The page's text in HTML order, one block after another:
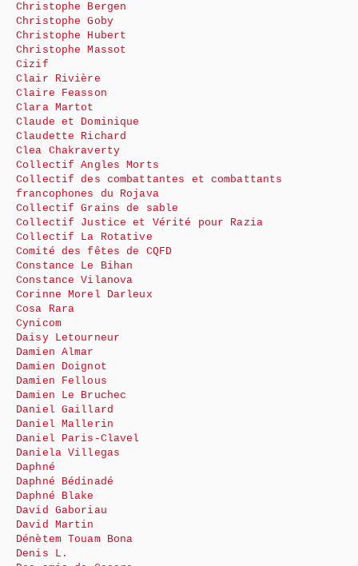
Christophe Bergen
Christophe Goby
Christophe Hubert
Christophe Massot
Cizif
Clair Rivière
Claire Feasson
Clara Martot
Claude et Dominique
Claudette Richard
Clea Chakraverty
Collectif Angles Morts
Collectif des combattantes et combattants
francophones du Rojava
Collectif Grains de sable
Collectif Justice et Vérité pour Razia
Collectif La Rotative
Comité des fêtes de CQFD
Constance Le Bihan
Constance Vilanova
Corinne Morel Darleux
Cosa Rara
Cynicom
Daisy Letourneur
Damien Almar
Damien Doignot
Damien Fellous
Damien Le Bruchec
Daniel Gaillard
Daniel Mallerin
Daniel Paris-Clavel
Daniela Villegas
Daphné
Daphné Bédinadé
Daphné Blake
David Gaboriau
David Martin
Dénètem Touam Bona
Denis L.